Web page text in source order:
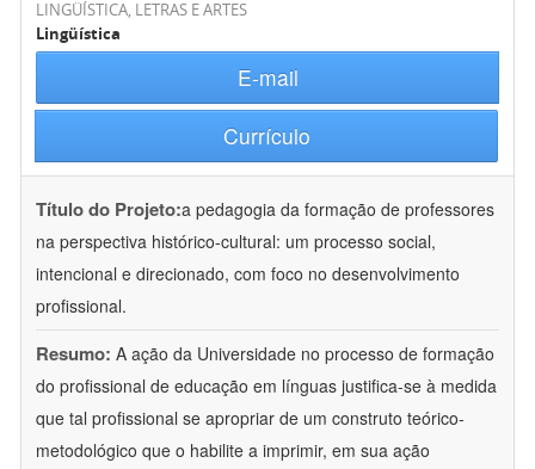
LINGÜÍSTICA, LETRAS E ARTES
Lingüística
E-mail
Currículo
Título do Projeto:a pedagogia da formação de professores
na perspectiva histórico-cultural: um processo social,
intencional e direcionado, com foco no desenvolvimento
profissional.
Resumo: A ação da Universidade no processo de formação
do profissional de educação em línguas justifica-se à medida
que tal profissional se apropriar de um construto teórico-
metodológico que o habilite a imprimir, em sua ação